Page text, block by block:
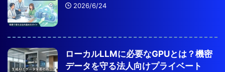
2026/6/24
ローカルLLMに必要なGPUとは？機密
データを守る法人向けプライベート